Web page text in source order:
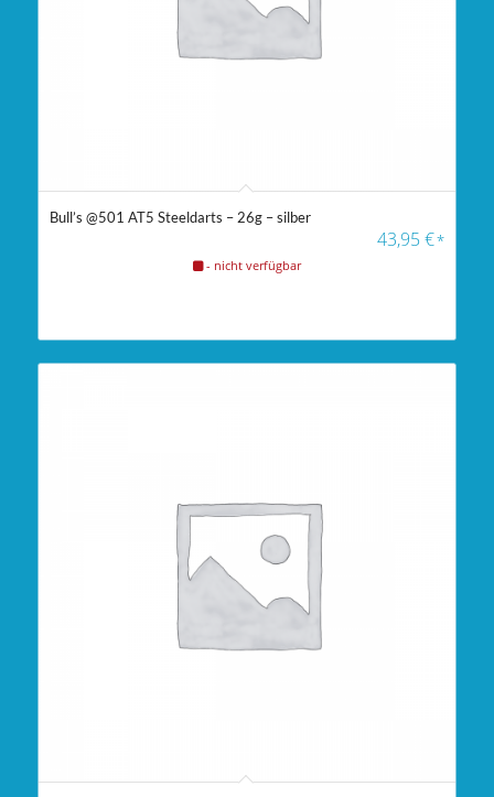
Bull’s @501 AT5 Steeldarts – 26g – silber
43,95€*
- nicht verfügbar